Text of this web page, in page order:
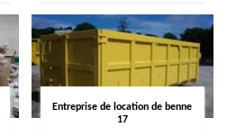
Entreprise de location de benne
17